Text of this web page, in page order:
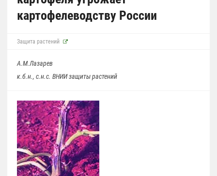
картофелеводству России
Защита растений
А.М.Лазарев
к.б.н., с.н.с. ВНИИ защиты растений